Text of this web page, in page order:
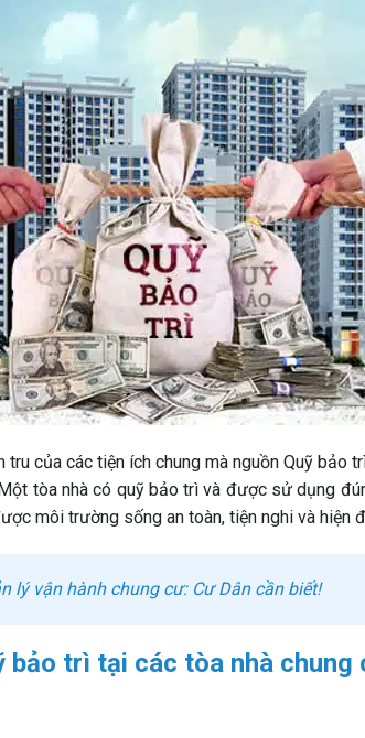
của các tiện ích chung mà nguồn Quỹ bảo
tòa nhà có quỹ bảo trì và được sử dụng
môi trường sống an toàn, tiện nghi và hiện
lý vận hành chung cư: Cư Dân cần biết!
bảo trì tại các tòa nhà chung